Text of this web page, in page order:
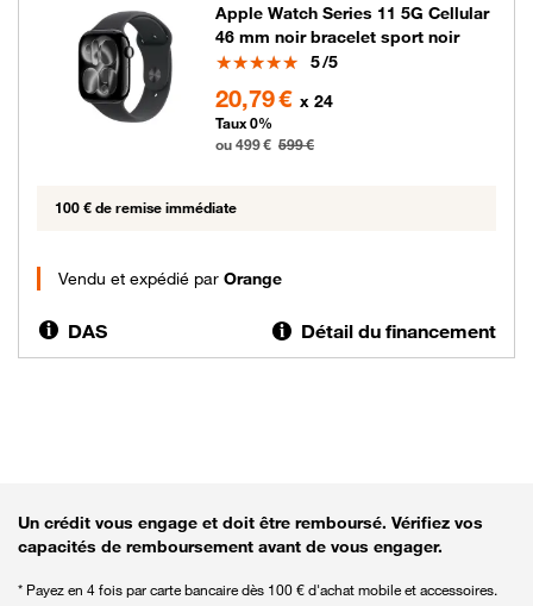
Apple Watch Series 11 5G Cellular
46 mm noir bracelet sport noir
Note
5/5
20,79 € x 24
Taux 0%
ou 499 € 599 €
100 € de remise immédiate
Vendu et expédié par Orange
DAS Détail du financement
Un crédit vous engage et doit être remboursé. Vérifiez vos
capacités de remboursement avant de vous engager.
* Payez en 4 fois par carte bancaire dès 100 € d'achat mobile et accessoires.